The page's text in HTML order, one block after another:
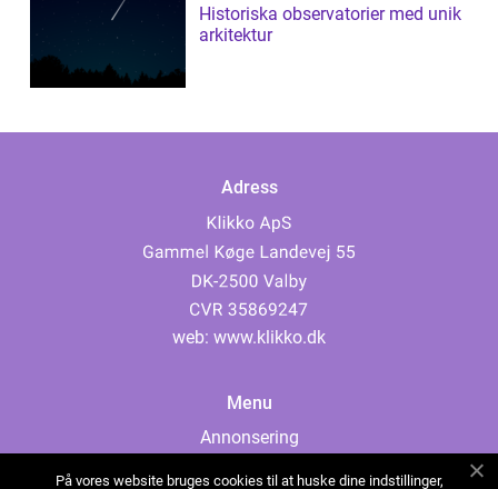
Historiska observatorier med unik
arkitektur
Adress
web: www.klikko.dk
Menu
Annonsering
På vores website bruges cookies til at huske dine indstillinger,